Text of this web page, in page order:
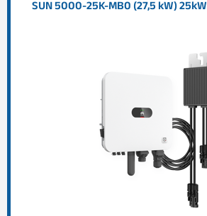
SUN 5000-25K-MB0 (27,5 kW) 25kW